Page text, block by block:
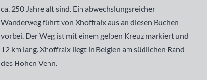
ca. 250 Jahre alt sind. Ein abwechslungsreicher
Wanderweg führt von Xhoffraix aus an diesen Buchen
vorbei. Der Weg ist mit einem gelben Kreuz markiert und
12 km lang. Xhoffraix liegt in Belgien am südlichen Rand
des Hohen Venn.